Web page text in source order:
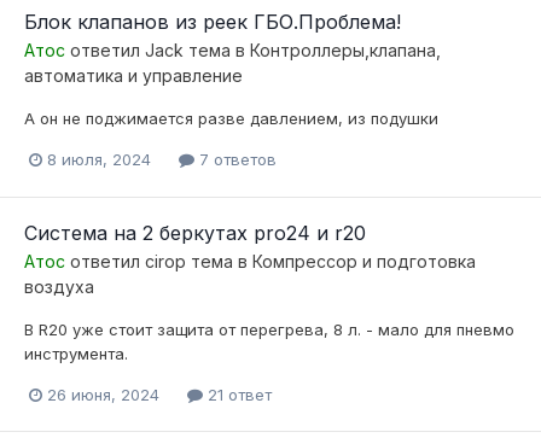
Блок клапанов из реек ГБО.Проблема!
Атос ответил Jack тема в Контроллеры,клапана,
автоматика и управление
А он не поджимается разве давлением, из подушки
8 июля, 2024 7 ответов
Система на 2 беркутах pro24 и r20
Атос ответил cirop тема в Компресcор и подготовка
воздуха
В R20 уже стоит защита от перегрева, 8 л. - мало для пневмо
инструмента.
26 июня, 2024 21 ответ